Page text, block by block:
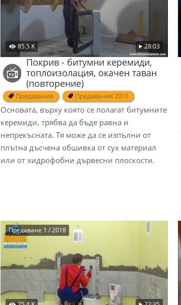
85.5 K 28:03
Покрив - битумни керемиди,
топлоизолация, окачен таван
(повторение)
Предавания Предавания 2011
Основата, върху която се полагат битумните
керемиди, трябва да бъде равна и
непрекъсната. Тя може да се изпълни от
плътна дъсчена обшивка от сух материал
или от хидрофобни дървесни плоскости.
Предаване 1 / 2018